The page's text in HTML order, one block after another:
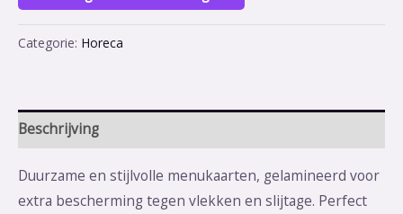
Categorie: Horeca
Beschrijving
Duurzame en stijlvolle menukaarten, gelamineerd voor
extra bescherming tegen vlekken en slijtage. Perfect